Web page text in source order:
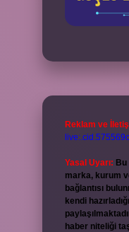
Reklam ve
Yasal Uyarı:
marka, kurum
bağlantısı
kendi
haber niteliği